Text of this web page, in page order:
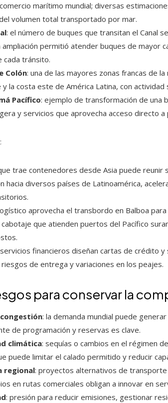
marítimo mundial; diversas
volumen total transportado por mar.
: el número de buques que transitan el Canal
ampliación permitió atender buques de mayor
cada tránsito.
Colón: una de las mayores zonas francas de
y la costa este de América Latina, con
Pacífico: ejemplo de transformación de una
y servicios que aprovecha acceso directo
:
trae contenedores desde Asia puede reunir
hacia diversos países de Latinoamérica,
aprovecha el transbordo en Balboa
que atienden puertos del Pacífico
financieros diseñan cartas de crédito
de entrega y variaciones en los peajes.
para conservar la
: la demanda mundial puede
de programación y reservas es clave.
climática: sequías o cambios en el régimen
puede limitar el calado permitido y reducir
regional: proyectos alternativos de
en rutas comerciales obligan a innovar en
: presión para reducir emisiones, gestionar